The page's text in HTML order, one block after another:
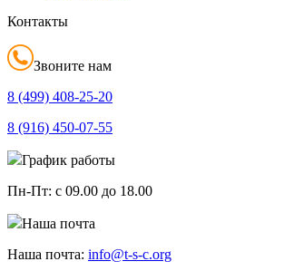
Контакты
Звоните нам
8 (499) 408-25-20
8 (916) 450-07-55
График работы
Пн-Пт: с 09.00 до 18.00
Наша почта
Наша почта: info@t-s-c.org